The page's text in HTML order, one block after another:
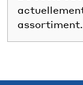
assortiment.